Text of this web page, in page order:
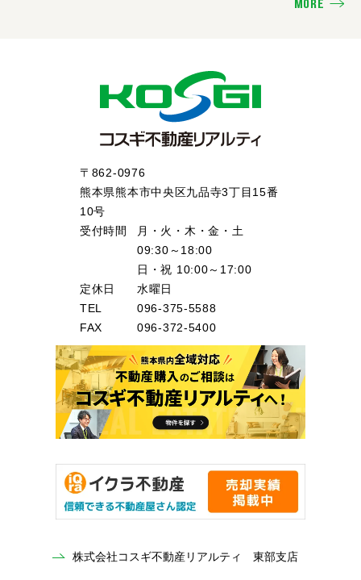
MORE
〒862-0976
熊本県熊本市中央区九品寺3丁目15番
10号
受付時間
月・火・木・金・土
09:30～18:00
日・祝 10:00～17:00
定休日
水曜日
TEL
096-375-5588
FAX
096-372-5400
株式会社コスギ不動産リアルティ 東部支店